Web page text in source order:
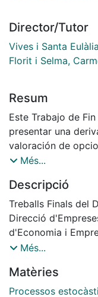
Director/Tutor
Vives i Santa
Florit i Selma,
Resum
Este Trabajo de
presentar una
valoración de
mediante el
basado en
por un tratamiento
de medida y en la
riesgo neutral.
fundamentos
Girsanov y el
martingalas. A
Més...
Descripció
Treballs Finals del
Direcció
d'Economia i
Informàtica,
Més...
Matèries
Processos